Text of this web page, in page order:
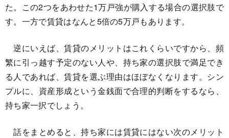
た。この2つをあわせた1万戸強が購入する場合の選択肢で
す。一方で賃貸はなんと5倍の5万戸もあります。
逆にいえば、賃貸のメリットはこれくらいですから、頻
繁に引っ越す予定のない人や、持ち家の選択肢で満足でき
る人であれば、賃貸を選ぶ理由はほぼなくなります。シン
プルに、資産形成という金銭面で合理的判断をするなら、
持ち家一択でしょう。
話をまとめると、持ち家には賃貸にはない次のメリット